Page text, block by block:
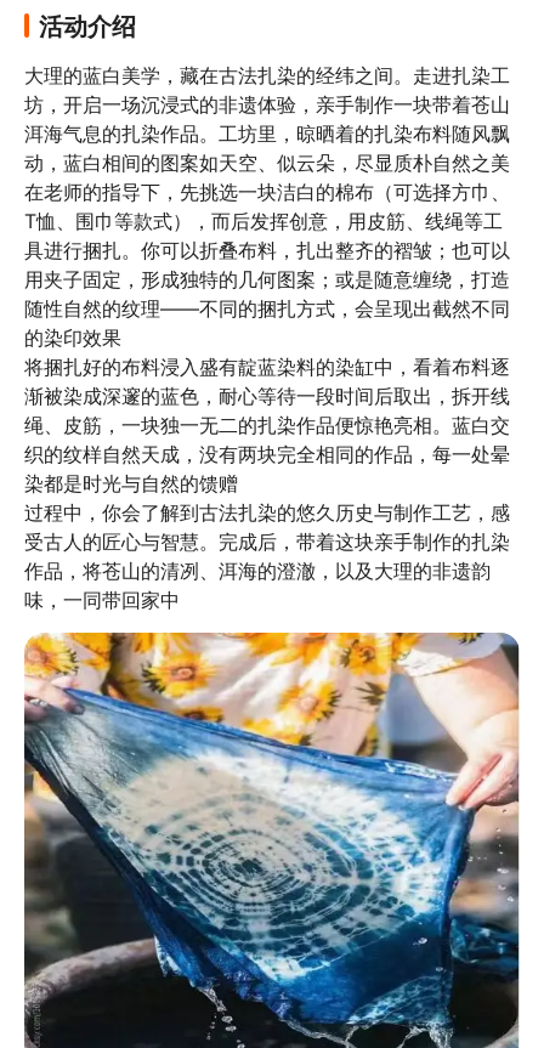
活动介绍
大理的蓝白美学，藏在古法扎染的经纬之间。走进扎染工
坊，开启一场沉浸式的非遗体验，亲手制作一块带着苍山
洱海气息的扎染作品。工坊里，晾晒着的扎染布料随风飘
动，蓝白相间的图案如天空、似云朵，尽显质朴自然之美
在老师的指导下，先挑选一块洁白的棉布（可选择方巾、
T恤、围巾等款式），而后发挥创意，用皮筋、线绳等工
具进行捆扎。你可以折叠布料，扎出整齐的褶皱；也可以
用夹子固定，形成独特的几何图案；或是随意缠绕，打造
随性自然的纹理——不同的捆扎方式，会呈现出截然不同
的染印效果
将捆扎好的布料浸入盛有靛蓝染料的染缸中，看着布料逐
渐被染成深邃的蓝色，耐心等待一段时间后取出，拆开线
绳、皮筋，一块独一无二的扎染作品便惊艳亮相。蓝白交
织的纹样自然天成，没有两块完全相同的作品，每一处晕
染都是时光与自然的馈赠
过程中，你会了解到古法扎染的悠久历史与制作工艺，感
受古人的匠心与智慧。完成后，带着这块亲手制作的扎染
作品，将苍山的清冽、洱海的澄澈，以及大理的非遗韵
味，一同带回家中